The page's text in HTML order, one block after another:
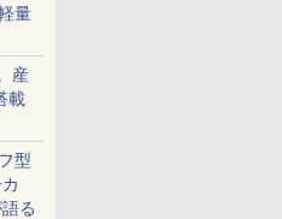
量
産
載
型
る